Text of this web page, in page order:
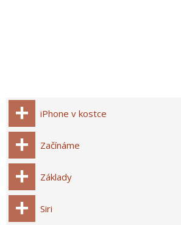
iPhone v kostce
Začínáme
Základy
Siri